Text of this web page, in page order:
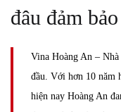
đâu đảm
Vina Hoàng An –
đầu. Với hơn 10 năm
hiện nay Hoàng An